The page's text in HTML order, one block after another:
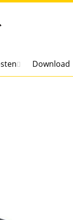
Download